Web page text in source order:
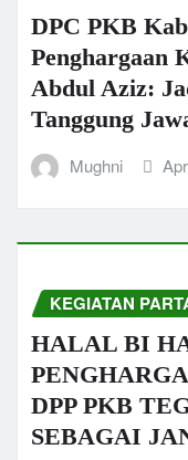
DPC PKB
Penghargaan
Abdul Aziz:
Tanggung
Mughni
KEGIATAN
HALAL BI
DPP PKB
SEBAGAI